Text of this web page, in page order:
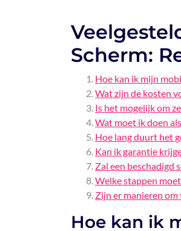
Scherm:
Hoe kan ik mijn
Wat zijn de kosten
Is het mogelijk om
Wat moet ik doen
Hoe lang duurt het
Kan ik garantie
Zal een beschadigd
Welke stappen
Zijn er manieren
Hoe kan ik